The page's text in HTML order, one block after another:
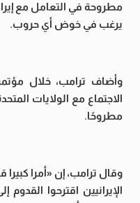
مطروحة في التعامل مع
يرغب في خوض أي حروب.
وأضاف ترامب، خلال
الاجتماع مع الولايات
مطروحًا.
وقال ترامب، إن «أمرا كبيرا
الإيرانيين اقترحوا القدوم